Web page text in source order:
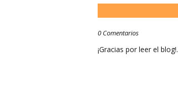
0 Comentarios
¡Gracias por leer el blog!.